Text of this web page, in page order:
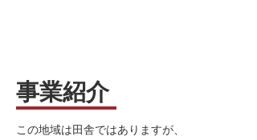
事業紹介
この地域は田舎ではありますが、